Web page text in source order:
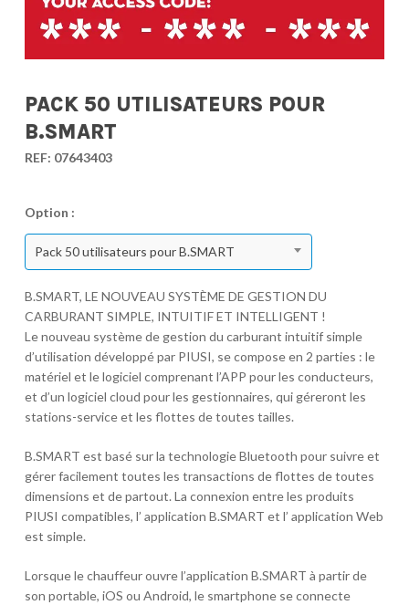
PACK 50 UTILISATEURS POUR
B.SMART
REF: 07643403
Option :
Pack 50 utilisateurs pour B.SMART
B.SMART, LE NOUVEAU SYSTÈME DE GESTION DU
CARBURANT SIMPLE, INTUITIF ET INTELLIGENT !
Le nouveau système de gestion du carburant intuitif simple
d’utilisation développé par PIUSI, se compose en 2 parties : le
matériel et le logiciel comprenant l’APP pour les conducteurs,
et d’un logiciel cloud pour les gestionnaires, qui géreront les
stations-service et les flottes de toutes tailles.
B.SMART est basé sur la technologie Bluetooth pour suivre et
gérer facilement toutes les transactions de flottes de toutes
dimensions et de partout. La connexion entre les produits
PIUSI compatibles, l’ application B.SMART et l’ application Web
est simple.
Lorsque le chauffeur ouvre l’application B.SMART à partir de
son portable, iOS ou Android, le smartphone se connecte